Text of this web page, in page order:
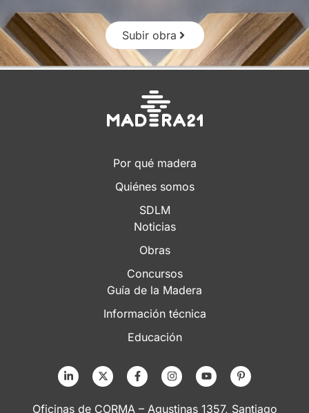
Subir obra
Por qué madera
Quiénes somos
SDLM
Noticias
Obras
Concursos
Guía de la Madera
Información técnica
Educación
Oficinas de CORMA – Agustinas 1357, Santiago